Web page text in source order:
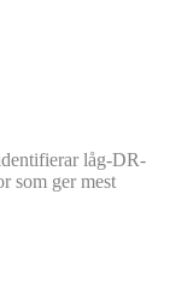
låg-DR-
som ger mest